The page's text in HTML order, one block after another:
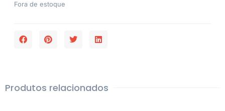
Fora de estoque
Produtos relacionados